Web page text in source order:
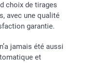
choix de tirages
avec une qualité
garantie.
jamais été aussi
et